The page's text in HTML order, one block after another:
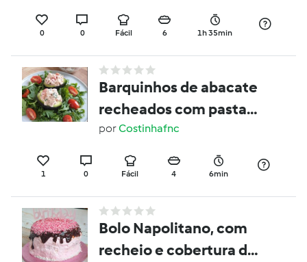
0 0 Fácil 6 1h 35min
Barquinhos de abacate
recheados com pasta
de atum
porCostinhafnc
1 0 Fácil 4 6min
Bolo Napolitano, com
recheio e cobertura de